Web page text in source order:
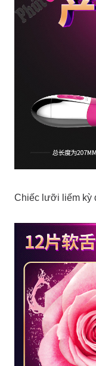
Chiếc lưỡi liếm kỳ